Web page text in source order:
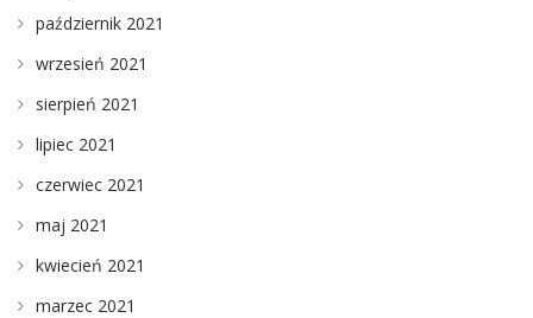
październik 2021
wrzesień 2021
sierpień 2021
lipiec 2021
czerwiec 2021
maj 2021
kwiecień 2021
marzec 2021